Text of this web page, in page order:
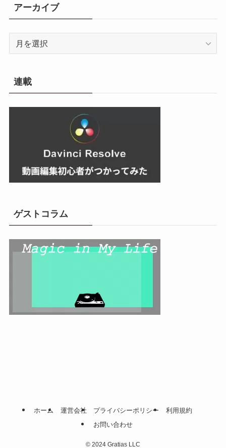
リ
ー
アーカイブ
イ
ブ
連載
ゲストコラム
ホーム 運営会社 プライバシーポリシー
利用規約
お問い合わせ
© 2024 Gratias LLC